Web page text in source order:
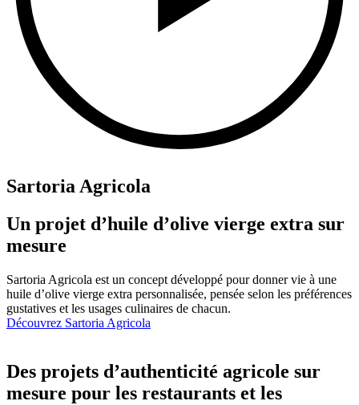
Sartoria Agricola
Un projet d’huile d’olive vierge extra sur
mesure
Sartoria Agricola est un concept développé pour donner vie à une
huile d’olive vierge extra personnalisée, pensée selon les préférences
gustatives et les usages culinaires de chacun.
Découvrez Sartoria Agricola
Des projets d’authenticité agricole sur
mesure pour les restaurants et les